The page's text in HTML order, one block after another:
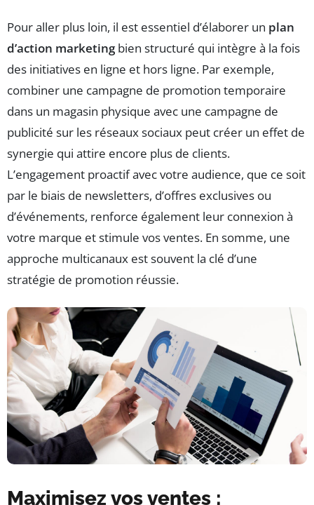
Pour aller plus loin, il est essentiel d’élaborer un plan
d’action marketingbien structuré qui intègre à la fois
des initiatives en ligne et hors ligne. Par exemple,
combiner une campagne de promotion temporaire
dans un magasin physique avec une campagne de
publicité sur les réseaux sociaux peut créer un effet de
synergie qui attire encore plus de clients.
L’engagement proactif avec votre audience, que ce soit
par le biais de newsletters, d’offres exclusives ou
d’événements, renforce également leur connexion à
votre marque et stimule vos ventes. En somme, une
approche multicanaux est souvent la clé d’une
stratégie de promotion réussie.
Maximisez vos ventes :